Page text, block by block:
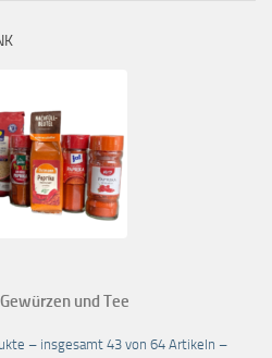
und Tee
– insgesamt 43 von 64 Artikeln –